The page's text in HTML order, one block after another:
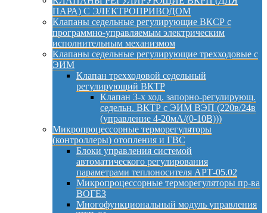
ПАРА) С ЭЛЕКТРОПРИВОДОМ
Клапаны седельные регулирующие ВКСР с
программно-управляемым электрическим
исполнительным механизмом
Клапаны седельные регулирующие трехходовые с
ЭИМ
Клапан трехходовой седельный
регулирующий ВКТР
Клапан 3-х ход. запорно-регулирующ.
седельн. ВКТР с ЭИМ ВЭП (220в/24в
(управление 4-20мА/(0-10В)))
Микропроцессорные терморегуляторы
(контроллеры) отопления и ГВС
Блоки управления системой
автоматического регулирования
параметрами теплоносителя АРТ-05.02
Микропроцессорные терморегуляторы пр-ва
ВОГЕЗ
Многофункциональный модуль управления